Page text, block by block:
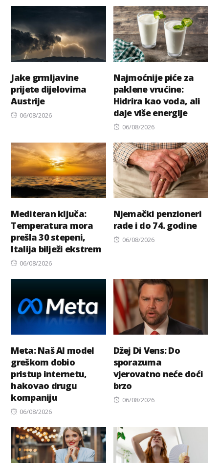
Jake grmljavine
prijete dijelovima
Austrije
Posted
06/08/2026
Najmoćnije piće za
paklene vrućine:
Hidrira kao voda, ali
daje više energije
Posted
06/08/2026
Mediteran ključa:
Temperatura mora
prešla 30 stepeni,
Italija bilježi ekstrem
Posted
06/08/2026
Njemački penzioneri
rade i do 74. godine
Posted
06/08/2026
Meta: Naš AI model
greškom dobio
pristup internetu,
hakovao drugu
kompaniju
Posted
06/08/2026
Džej Di Vens: Do
sporazuma
vjerovatno neće doći
brzo
Posted
06/08/2026